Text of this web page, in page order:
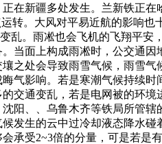
在新疆多处发生。兰新铁正在
转。大风对平易近航的影响
乱。雨凇也会飞机的飞翔平安
当面上构成雨凇时，公交通因
之处会导致雨雪气候，雨雪
气影响。若是寒潮气候持续
交通变乱，若是电网被的环
阳、、乌鲁木齐等铁局所管
发生的云中过冷却液态降水
承受2~3倍的分量，可是若是